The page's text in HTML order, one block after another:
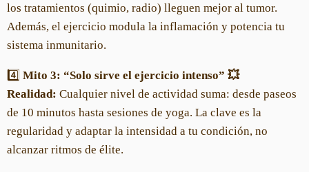
los tratamientos (quimio, radio) lleguen mejor al tumor.
Además, el ejercicio modula la inflamación y potencia tu
sistema inmunitario.
4️⃣ Mito 3: “Solo sirve el ejercicio intenso” 💥
Realidad: Cualquier nivel de actividad suma: desde paseos
de 10 minutos hasta sesiones de yoga. La clave es la
regularidad y adaptar la intensidad a tu condición, no
alcanzar ritmos de élite.